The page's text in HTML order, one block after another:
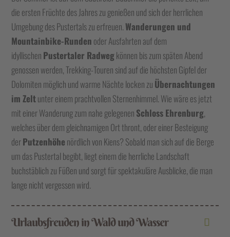
die ersten Früchte des Jahres zu genießen und sich der herrlichen
Umgebung des Pustertals zu erfreuen. Wanderungen und
Mountainbike-Runden oder Ausfahrten auf dem
idyllischen Pustertaler Radwegkönnen bis zum späten Abend
genossen werden, Trekking-Touren sind auf die höchsten Gipfel der
Dolomiten möglich und warme Nächte locken zu Übernachtungen
im Zeltunter einem prachtvollen Sternenhimmel. Wie wäre es jetzt
mit einer Wanderung zum nahe gelegenen Schloss Ehrenburg,
welches über dem gleichnamigen Ort thront, oder einer Besteigung
derPutzenhöhe nördlich von Kiens? Sobald man sich auf die Berge
um das Pustertal begibt, liegt einem die herrliche Landschaft
buchstäblich zu Füßen und sorgt für spektakuläre Ausblicke, die man
lange nicht vergessen wird.
Urlaubsfreuden in Wald und Wasser